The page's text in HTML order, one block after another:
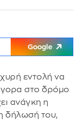
Google
εντολή να
στο δρόμο
ανάγκη η
δήλωσή του,